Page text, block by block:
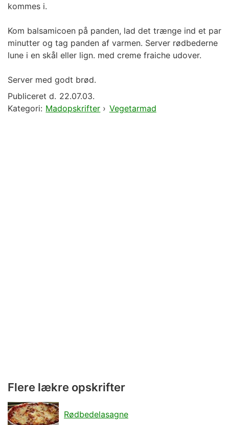
kommes i.
Kom balsamicoen på panden, lad det trænge ind et par
minutter og tag panden af varmen. Server rødbederne
lune i en skål eller lign. med creme fraiche udover.
Server med godt brød.
Publiceret d. 22.07.03.
Kategori: Madopskrifter › Vegetarmad
Flere lækre opskrifter
Rødbedelasagne